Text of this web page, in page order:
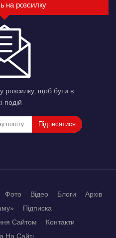
на розсилку
розсилку, щоб бути в
подій
Підписатися
Фото Відео Блоги
Архів
Підписка
Сайтом
Контакти
На Сайті